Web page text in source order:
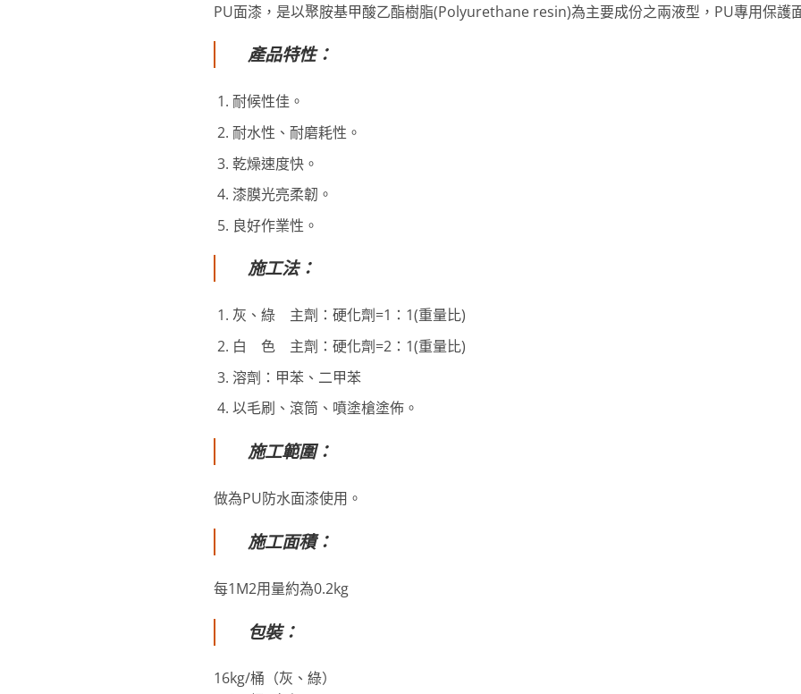
PU面漆，是以聚胺基甲酸乙酯樹脂(Polyurethane resin)為主要成份之兩液型，PU專用保護
產品特性：
耐候性佳。
耐水性、耐磨耗性。
乾燥速度快。
漆膜光亮柔韌。
良好作業性。
施工法：
灰、綠 主劑：硬化劑=1：1(重量比)
白 色 主劑：硬化劑=2：1(重量比)
溶劑：甲苯、二甲苯
以毛刷、滾筒、噴塗槍塗佈。
施工範圍：
做為PU防水面漆使用。
施工面積：
每1M2用量約為0.2kg
包裝：
16kg/桶（灰、綠）